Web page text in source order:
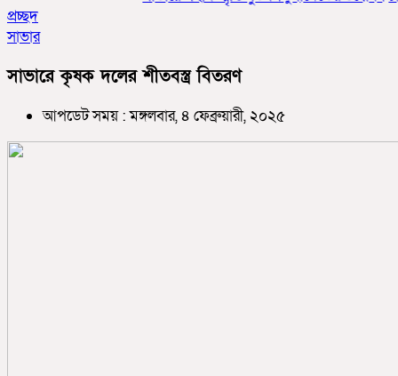
প্রচ্ছদ
সাভার
সাভারে কৃষক দলের শীতবস্ত্র বিতরণ
আপডেট সময় : মঙ্গলবার, ৪ ফেব্রুয়ারী, ২০২৫